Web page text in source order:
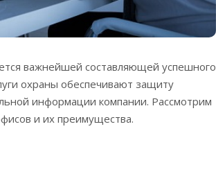
важнейшей составляющей успешного
охраны обеспечивают защиту
информации компании. Рассмотрим
и их преимущества.